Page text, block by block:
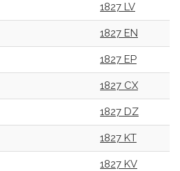
1827 LV
1827 EN
1827 EP
1827 CX
1827 DZ
1827 KT
1827 KV